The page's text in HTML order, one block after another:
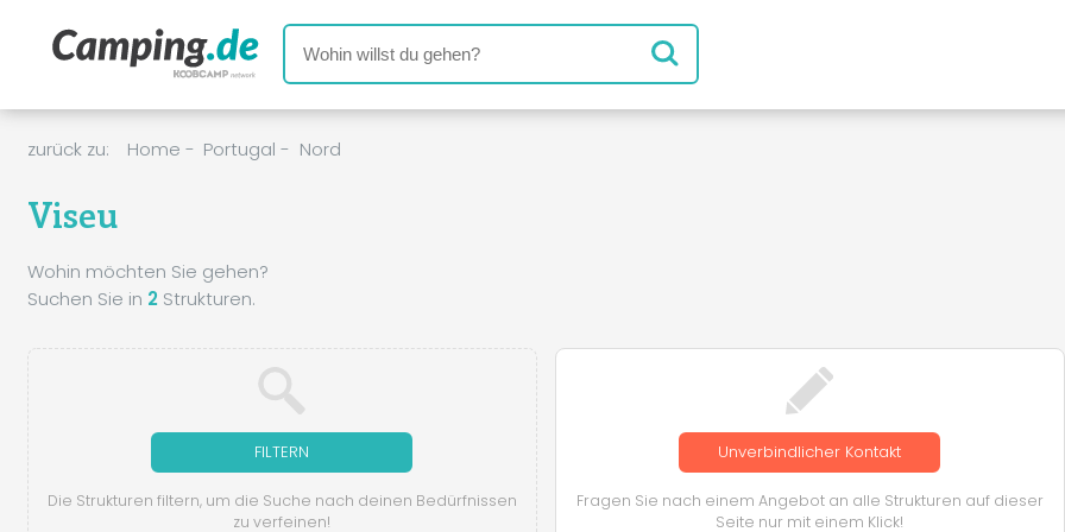
zurück zu: Home - Portugal - Nord
Viseu
Wohin möchten Sie gehen?
Suchen Sie in 2Strukturen.
FILTERN
Die Strukturen filtern, um die Suche nach deinen Bedürfnissen
zu verfeinen!
Unverbindlicher Kontakt
Fragen Sie nach einem Angebot an alle Strukturen auf dieser
Seite nur mit einem Klick!